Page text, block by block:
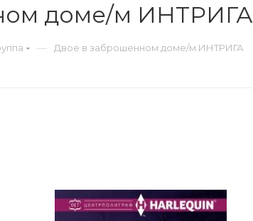
доме/м ИНТРИГА
— Двое в заброшенном доме/м ИНТРИГА